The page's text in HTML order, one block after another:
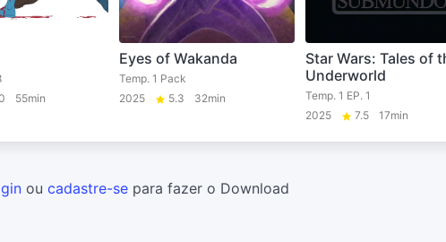
55min
Eyes of Wakanda
Temp. 1 Pack
2025
5.3 32min
Star Wars: Tales of
Underworld
Temp. 1 EP. 1
2025
7.5 17min
ou cadastre-se para fazer o Download